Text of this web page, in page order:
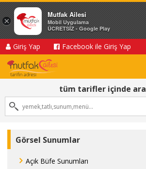
Giriş Yap Facebook ile Giriş Yap
tüm tarifler içinde ara
Görsel Sunumlar
Açık Büfe Sunumları
×
Mutfak Ailesi
Mobil Uygulama
ÜCRETSİZ - Google Play